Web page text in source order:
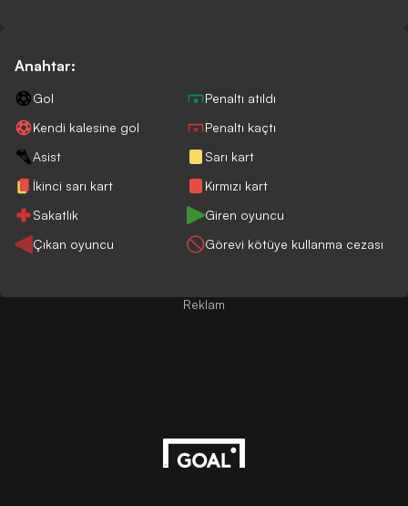
Anahtar:
Gol
Penaltı atıldı
Kendi kalesine gol
Penaltı kaçtı
Asist
Sarı kart
İkinci sarı kart
Kırmızı kart
Sakatlık
Giren oyuncu
Çıkan oyuncu
Görevi kötüye kullanma cezası
Reklam